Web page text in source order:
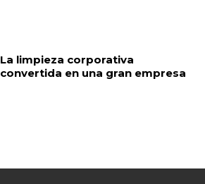
La limpieza corporativa
convertida en una gran empresa